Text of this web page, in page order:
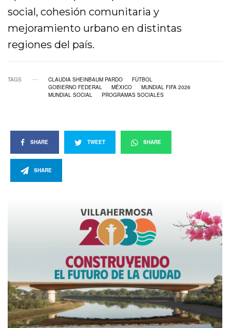
social, cohesión comunitaria y
mejoramiento urbano en distintas
regiones del país.
TAGS CLAUDIA SHEINBAUM PARDO
FÙTBOL
GOBIERNO FEDERAL
MÉXICO
MUNDIAL FIFA 2026
MUNDIAL SOCIAL
PROGRAMAS SOCIALES
SHARE TWEET SHARE
SHARE